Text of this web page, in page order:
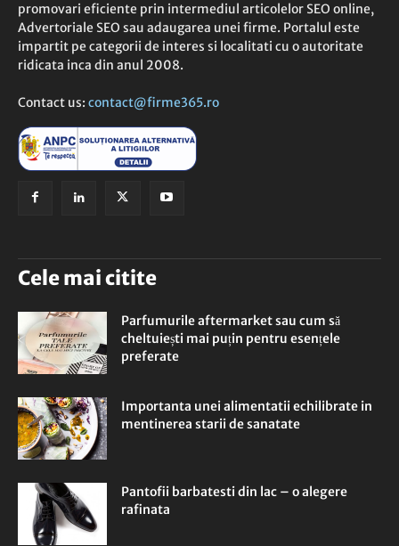
promovari eficiente prin intermediul articolelor SEO online,
Advertoriale SEO sau adaugarea unei firme. Portalul este
impartit pe categorii de interes si localitati cu o autoritate
ridicata inca din anul 2008.
Contact us: contact@firme365.ro
Cele mai citite
Parfumurile aftermarket sau cum să
cheltuiești mai puțin pentru esențele
preferate
Importanta unei alimentatii echilibrate in
mentinerea starii de sanatate
Pantofii barbatesti din lac – o alegere
rafinata